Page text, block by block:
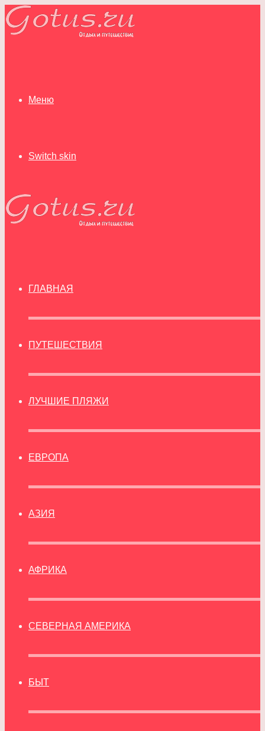
Меню
Switch skin
ГЛАВНАЯ
ПУТЕШЕСТВИЯ
ЛУЧШИЕ ПЛЯЖИ
ЕВРОПА
АЗИЯ
АФРИКА
СЕВЕРНАЯ АМЕРИКА
БЫТ